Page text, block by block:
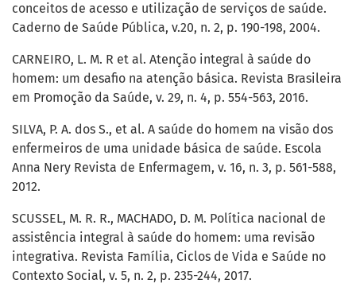
conceitos de acesso e utilização de serviços de saúde.
Caderno de Saúde Pública, v.20, n. 2, p. 190-198, 2004.
CARNEIRO, L. M. R et al. Atenção integral à saúde do
homem: um desafio na atenção básica. Revista Brasileira
em Promoção da Saúde, v. 29, n. 4, p. 554-563, 2016.
SILVA, P. A. dos S., et al. A saúde do homem na visão dos
enfermeiros de uma unidade básica de saúde. Escola
Anna Nery Revista de Enfermagem, v. 16, n. 3, p. 561-588,
2012.
SCUSSEL, M. R. R., MACHADO, D. M. Política nacional de
assistência integral à saúde do homem: uma revisão
integrativa. Revista Família, Ciclos de Vida e Saúde no
Contexto Social, v. 5, n. 2, p. 235-244, 2017.